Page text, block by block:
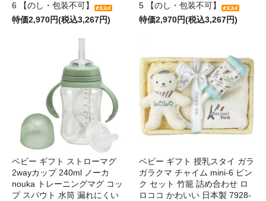
6 【のし・包装不可】
特価2,970円(税込3,267円)
5 【のし・包装不可】
特価2,970円(税込3,267円)
ベビー ギフト ストローマグ
2wayカップ 240ml ノーカ
nouka トレーニングマグ コッ
プ スパウト 水筒 漏れにくい
ベビー ギフト 授乳スタイ ガラ
ガラクマ チャイム mini-6 ピン
ク セット 竹籠 詰め合わせ ロ
ロココ かわいい 日本製 7928-